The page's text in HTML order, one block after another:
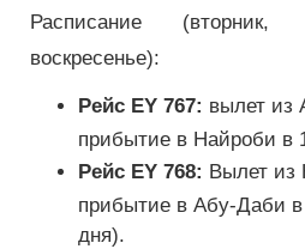
Расписание (вторник,
воскресенье):
Рейс EY 767: вылет из
прибытие в Найроби в
Рейс EY 768: Вылет из
прибытие в Абу-Даби
дня).